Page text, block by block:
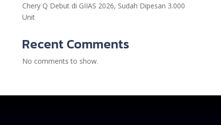
Chery Q Debut di GIIAS 2026, Sudah Dipesan 3.000
Unit
Recent Comments
No comments to show.